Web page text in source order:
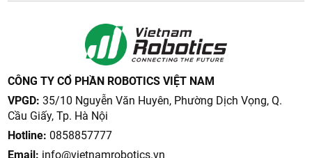
CÔNG TY CỔ PHẦN ROBOTICS VIỆT NAM
VPGD: 35/10 Nguyễn Văn Huyên, Phường Dịch Vọng, Q.
Cầu Giấy, Tp. Hà Nội
Hotline: 0858857777
Email: info@vietnamrobotics.vn